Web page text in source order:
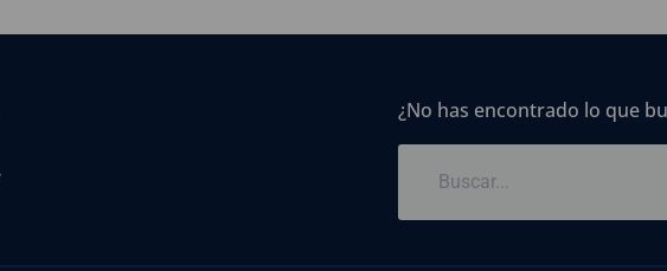
¿No has encontrado lo que